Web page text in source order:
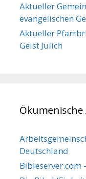
Aktueller
evangelischen
Aktueller
Geist Jülich
Deutschland
Bibleserver.com